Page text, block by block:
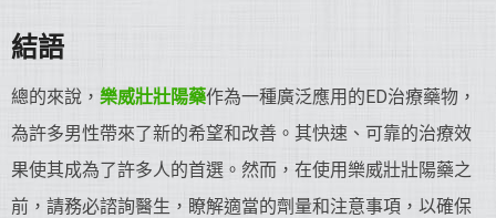
結語
總的來說， 樂威壯壯陽藥作為一種廣泛應用的ED治療藥物，
為許多男性帶來了新的希望和改善。其快速、可靠的治療效
果使其成為了許多人的首選。然而，在使用樂威壯壯陽藥之
前，請務必諮詢醫生，瞭解適當的劑量和注意事項，以確保